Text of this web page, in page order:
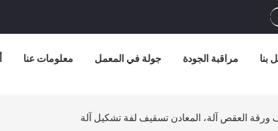
معلومات عنا جولة في المعمل مراقبة الجودة بنا
ورقة العقص آلة، المعادن تسقيف لفة تشكيل آلة